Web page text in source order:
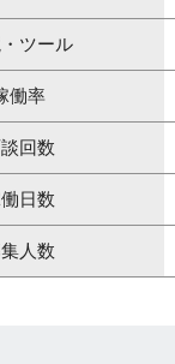
ツール
働率
回数
日数
人数